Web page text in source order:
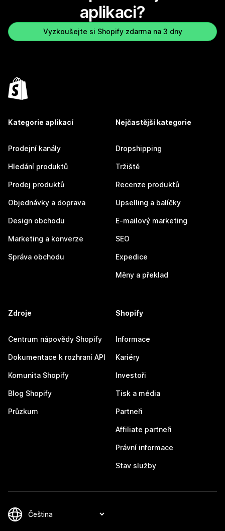
aplikaci?
Vyzkoušejte si Shopify zdarma na 3 dny
Kategorie aplikací
Prodejní kanály
Hledání produktů
Prodej produktů
Objednávky a doprava
Design obchodu
Marketing a konverze
Správa obchodu
Nejčastější kategorie
Dropshipping
Tržiště
Recenze produktů
Upselling a balíčky
E-mailový marketing
SEO
Expedice
Měny a překlad
Zdroje
Centrum nápovědy Shopify
Dokumentace k rozhraní API
Komunita Shopify
Blog Shopify
Průzkum
Shopify
Informace
Kariéry
Investoři
Tisk a média
Partneři
Affiliate partneři
Právní informace
Stav služby